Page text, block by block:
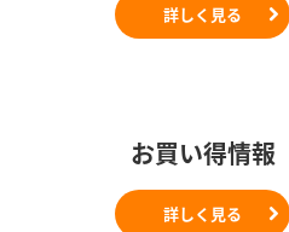
詳しく見る
お買い得情報
詳しく見る